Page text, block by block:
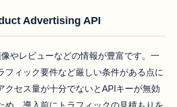
Advertising API
やレビューなどの情報が豊富です。一
フィック要件など厳しい条件がある点に
クセス量が十分でないとAPIキーが無効
め、導入前にトラフィックの見積もりを